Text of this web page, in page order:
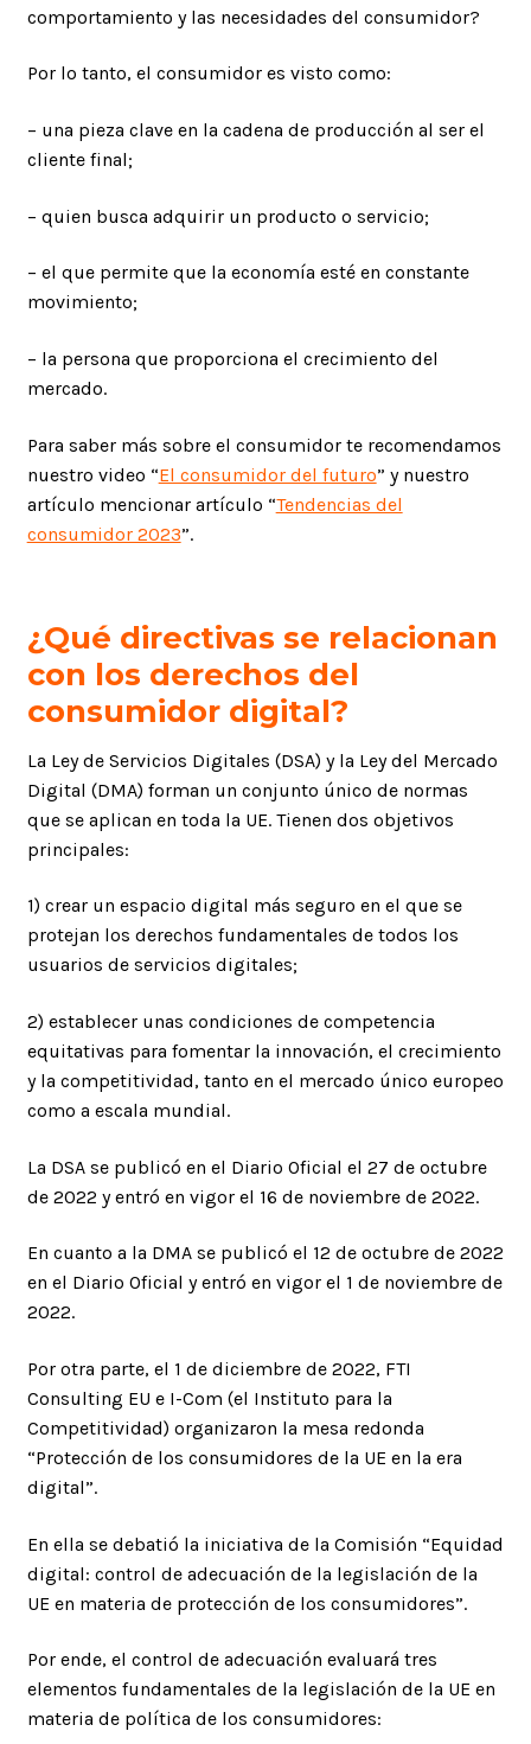
comportamiento y las necesidades del consumidor?
Por lo tanto, el consumidor es visto como:
– una pieza clave en la cadena de producción al ser el
cliente final;
– quien busca adquirir un producto o servicio;
– el que permite que la economía esté en constante
movimiento;
– la persona que proporciona el crecimiento del
mercado.
Para saber más sobre el consumidor te recomendamos
nuestro video “El consumidor del futuro” y nuestro
artículo mencionar artículo “Tendencias del
consumidor 2023”.
¿Qué directivas se relacionan
con los derechos del
consumidor digital?
La Ley de Servicios Digitales (DSA) y la Ley del Mercado
Digital (DMA) forman un conjunto único de normas
que se aplican en toda la UE. Tienen dos objetivos
principales:
1) crear un espacio digital más seguro en el que se
protejan los derechos fundamentales de todos los
usuarios de servicios digitales;
2) establecer unas condiciones de competencia
equitativas para fomentar la innovación, el crecimiento
y la competitividad, tanto en el mercado único europeo
como a escala mundial.
La DSA se publicó en el Diario Oficial el 27 de octubre
de 2022 y entró en vigor el 16 de noviembre de 2022.
En cuanto a la DMA se publicó el 12 de octubre de 2022
en el Diario Oficial y entró en vigor el 1 de noviembre de
2022.
Por otra parte, el 1 de diciembre de 2022, FTI
Consulting EU e I-Com (el Instituto para la
Competitividad) organizaron la mesa redonda
“Protección de los consumidores de la UE en la era
digital”.
En ella se debatió la iniciativa de la Comisión “Equidad
digital: control de adecuación de la legislación de la
UE en materia de protección de los consumidores”.
Por ende, el control de adecuación evaluará tres
elementos fundamentales de la legislación de la UE en
materia de política de los consumidores: